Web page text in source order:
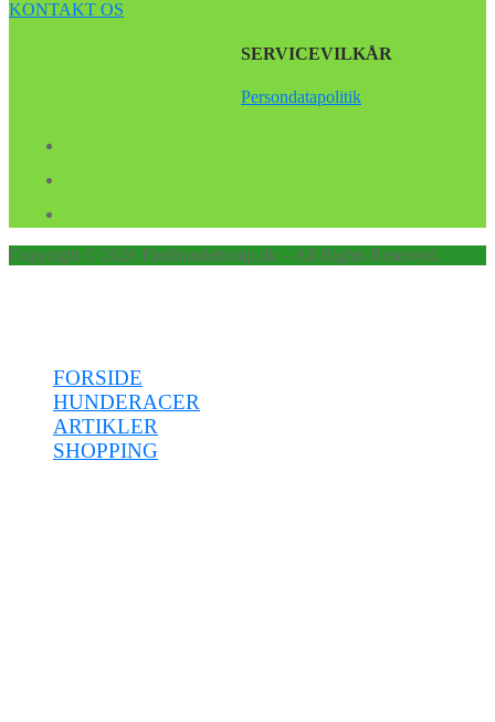
KONTAKT OS
SERVICEVILKÅR
Persondatapolitik
Copyright © 2026 Findhundehvalp.dk – All Rights Reserved.
FORSIDE
HUNDERACER
ARTIKLER
SHOPPING